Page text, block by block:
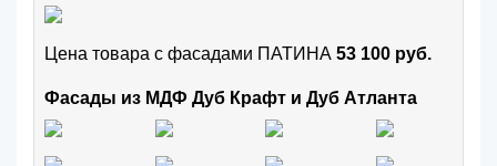
Цена товара с фасадами ПАТИНА 53 100 руб.
Фасады из МДФ Дуб Крафт и Дуб Атланта